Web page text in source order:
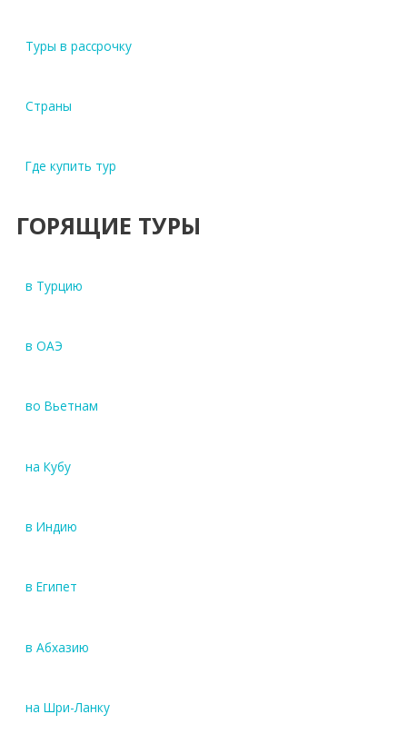
Туры в рассрочку
Страны
Где купить тур
ГОРЯЩИЕ ТУРЫ
в Турцию
в ОАЭ
во Вьетнам
на Кубу
в Индию
в Египет
в Абхазию
на Шри-Ланку